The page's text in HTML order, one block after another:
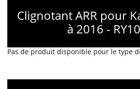
Clignotant ARR pour
à 2016 -
Pas de produit disponible pour le type